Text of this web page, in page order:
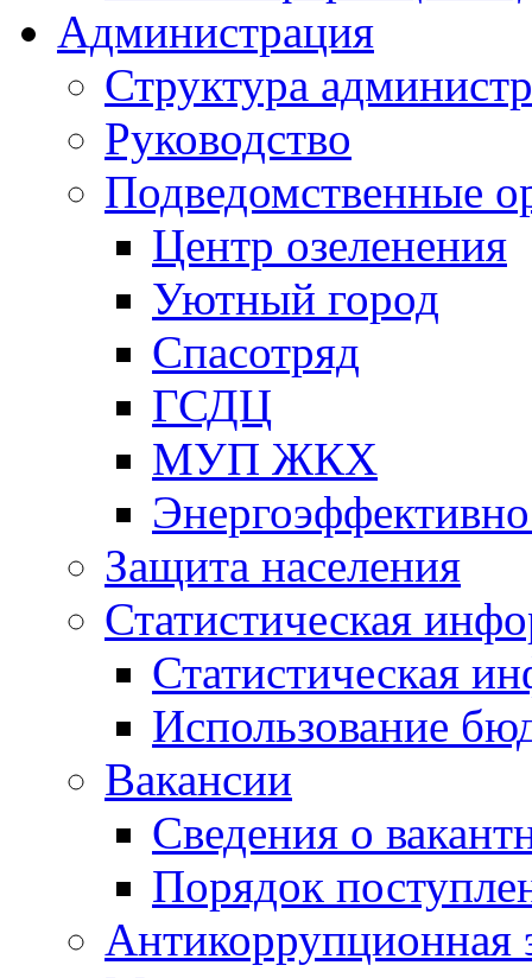
Администрация
Структура
Руководство
Подведомственные
Центр озеленения
Уютный город
Спасотряд
ГСДЦ
МУП ЖКХ
Защита населения
Статистическая
Статистическая
Использование
Вакансии
Сведения о
Порядок
Антикоррупционная